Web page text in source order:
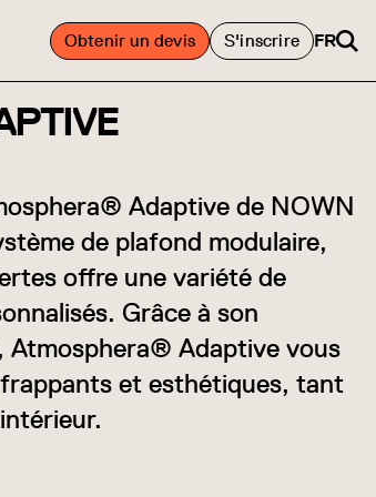
Obtenir un devis S'inscrire FR
Adaptive de NOWN
de plafond modulaire,
offre une variété de
Grâce à son
Atmosphera® Adaptive vous
et esthétiques, tant